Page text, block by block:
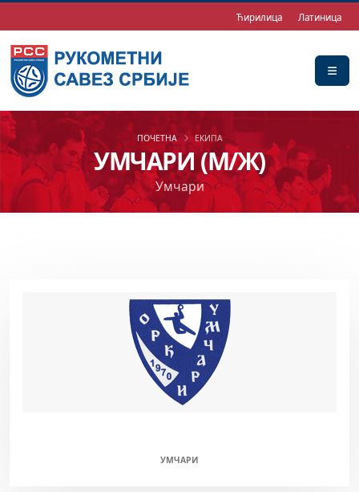
Ћирилица Латиница
УМЧАРИ (М/Ж)
Умчари
ПОЧЕТНА ЕКИПА
УМЧАРИ